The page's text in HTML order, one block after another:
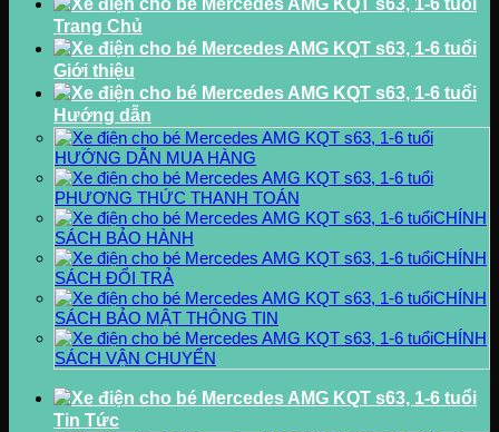
Trang Chủ
Giới thiệu
Hướng dẫn
HƯỚNG DẪN MUA HÀNG
PHƯƠNG THỨC THANH TOÁN
CHÍNH
SÁCH BẢO HÀNH
CHÍNH
SÁCH ĐỔI TRẢ
CHÍNH
SÁCH BẢO MẬT THÔNG TIN
CHÍNH
SÁCH VẬN CHUYỂN
Tin Tức